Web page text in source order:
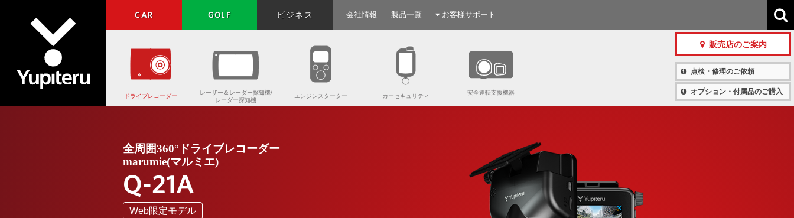
CAR GOLF ビジネス 会社情報 製品一覧 お客様サポート
販売店のご案内
点検・修理のご依頼
オプション・付属品のご購入
ドライブレコーダー
レーザー＆レーダー探知機/
レーダー探知機
エンジンスターター カーセキュリティ
安全運転支援機器
全周囲360°ドライブレコーダー
marumie(マルミエ)
Q-21A
Web限定モデル